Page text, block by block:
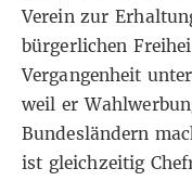
Verein zur
bürgerlichen
Vergangenheit
weil er
Bundesländern
ist gleichzeitig